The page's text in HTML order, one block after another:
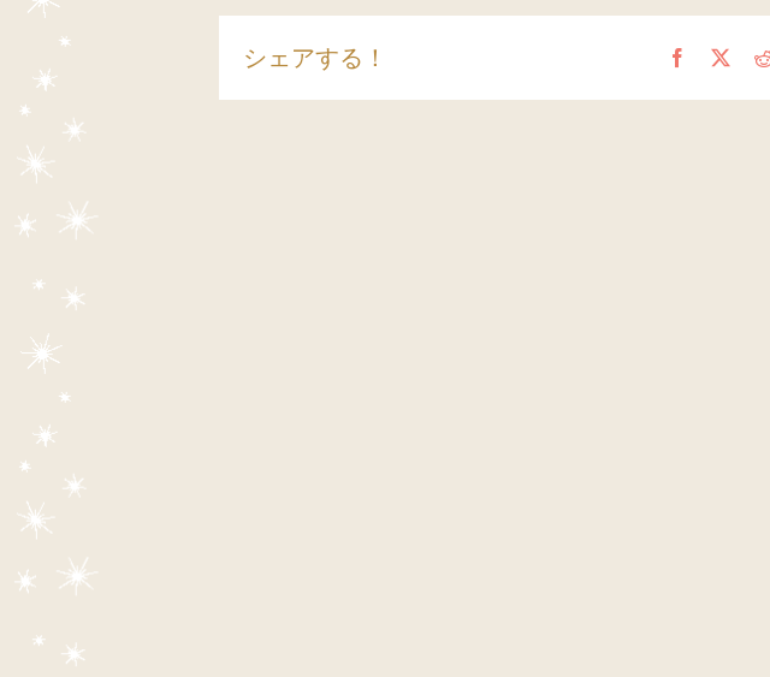
シェアする！ Facebook
X